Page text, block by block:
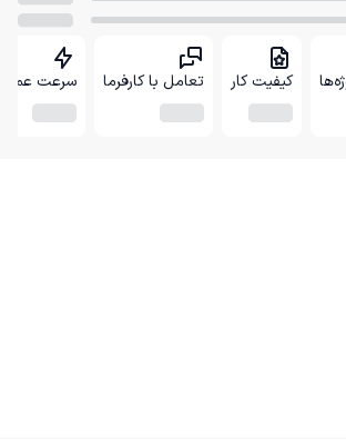
کیفیت کار تعامل با کارفرما سرعت عمل